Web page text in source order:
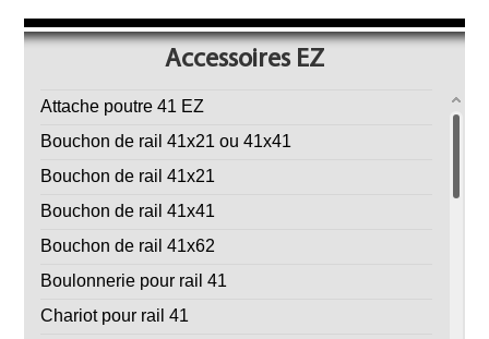
Accessoires EZ
Attache poutre 41 EZ
Bouchon de rail 41x21 ou 41x41
Bouchon de rail 41x21
Bouchon de rail 41x41
Bouchon de rail 41x62
Boulonnerie pour rail 41
Chariot pour rail 41